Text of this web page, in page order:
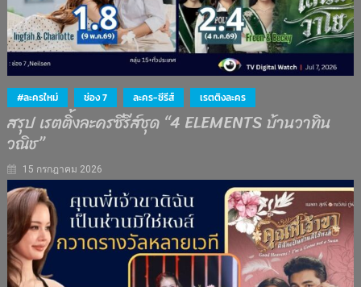
#ละครใหม่ ช่อง 7 ละคร-ซีรีส์ เรตติงละคร
สรุป เรตติ้งละครซีรีส์ชุด “4 ELEMENTS บ้านวาทิน
วณิช”
15 กรกฎาคม 2026